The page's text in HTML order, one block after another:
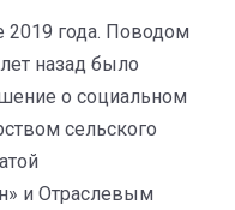
2019 года. Поводом
назад было
о социальном
сельского
и Отраслевым